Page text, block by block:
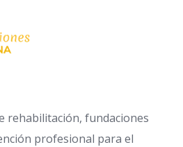
rehabilitación, fundaciones
profesional para el